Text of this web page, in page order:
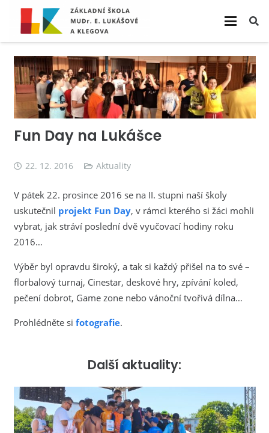
Fun Day na Lukášce
22. 12. 2016 Aktuality
V pátek 22. prosince 2016 se na II. stupni naší školy
uskutečnil projekt Fun Day, v rámci kterého si žáci mohli
vybrat, jak stráví poslední dvě vyučovací hodiny roku
2016…
Výběr byl opravdu široký, a tak si každý přišel na to své –
florbalový turnaj, Cinestar, deskové hry, zpívání koled,
pečení dobrot, Game zone nebo vánoční tvořivá dílna…
Prohlédněte si fotografie.
Další aktuality: